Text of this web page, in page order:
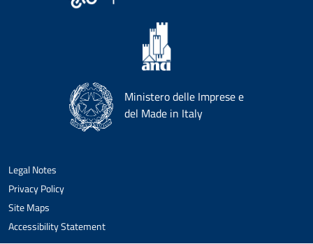
Ministero delle Imprese e
del Made in Italy
Legal Notes
Privacy Policy
Site Maps
Accessibility Statement